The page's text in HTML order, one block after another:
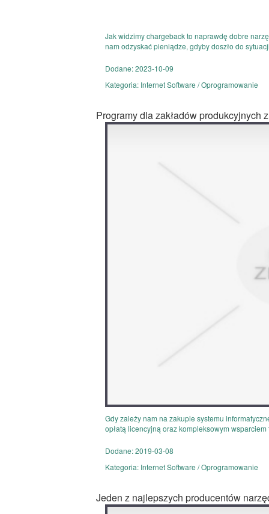
Jak widzimy chargeback to naprawdę dobre
nam odzyskać pieniądze, gdyby doszło do
Dodane: 2023-10-09
Kategoria: Internet Software / Oprogramowanie
Programy dla zakładów produkcyjnych
Gdy zależy nam na zakupie systemu
opłatą licencyjną oraz kompleksowym
Dodane: 2019-03-08
Kategoria: Internet Software / Oprogramowanie
Jeden z najlepszych producentów